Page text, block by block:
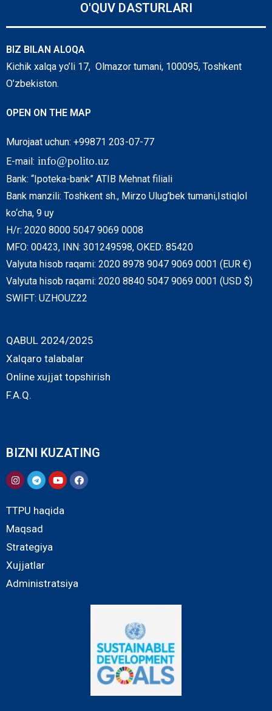
O'QUV DASTURLARI
BIZ BILAN ALOQA
Kichik xalqa yo’li 17, Olmazor tumani, 100095, Toshkent
O’zbekiston.
OPEN ON THE MAP
Murojaat uchun: +99871 203-07-77
E-mail: info@polito.uz
Bank: “Ipoteka-bank” ATIB Mehnat filiali
Bank manzili: Toshkent sh., Mirzo Ulug’bek tumani,Istiqlol
ko‘cha, 9 uy
H/r: 2020 8000 5047 9069 0008
MFO: 00423, INN: 301249598, OKED: 85420
Valyuta hisob raqami: 2020 8978 9047 9069 0001 (EUR €)
Valyuta hisob raqami: 2020 8840 5047 9069 0001 (USD $)
SWIFT: UZHOUZ22
QABUL 2024/2025
Xalqaro talabalar
Online xujjat topshirish
F.A.Q.
BIZNI KUZATING
TTPU haqida
Maqsad
Strategiya
Xujjatlar
Administratsiya